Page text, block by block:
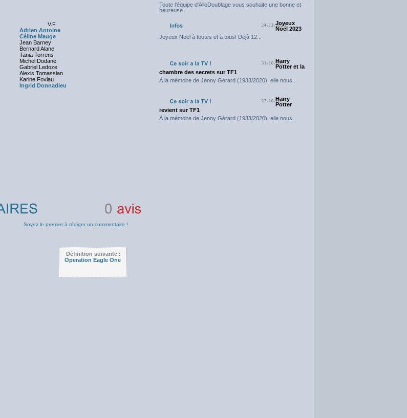
V.F
Adrien Antoine
Céline Mauge
Jean Barney
Bernard Alane
Tania Torrens
Michel Dodane
Gabriel Ledoze
Alexis Tomassian
Karine Foviau
Ingrid Donnadieu
Soyez le premier à rédiger un commentaire !
Définition suivante :
Operation Eagle One
Toute l'équipe d'AlloDoublage vous souhaite une bonne et
heureuse...
24/12/2023
Joyeux
Noel 2023
Joyeux Noël à toutes et à tous! Déjà 12...
31/10/2023
Harry
Potter et la
chambre des secrets sur TF1
À la mémoire de Jenny Gérard (1933/2020), elle nous...
23/10/2023
Harry
Potter
revient sur TF1
À la mémoire de Jenny Gérard (1933/2020), elle nous...